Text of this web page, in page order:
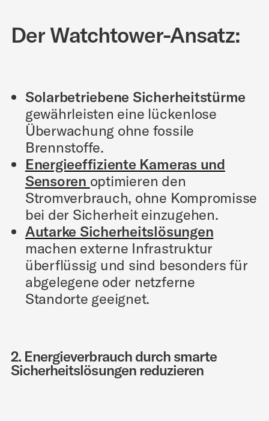
Der Watchtower-Ansatz:
Solarbetriebene Sicherheitstürme
gewährleisten eine lückenlose
Überwachung ohne fossile
Brennstoffe.
Energieeffiziente Kameras und
Sensoren optimieren den
Stromverbrauch, ohne Kompromisse
bei der Sicherheit einzugehen.
Autarke Sicherheitslösungen
machen externe Infrastruktur
überflüssig und sind besonders für
abgelegene oder netzferne
Standorte geeignet.
2. Energieverbrauch durch smarte
Sicherheitslösungen reduzieren